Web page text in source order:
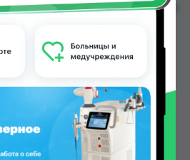
до 25.00 TJS в Душанбе и